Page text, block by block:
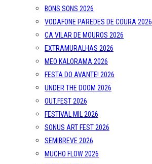
BONS SONS 2026
VODAFONE PAREDES DE COURA 2026
CA VILAR DE MOUROS 2026
EXTRAMURALHAS 2026
MEO KALORAMA 2026
FESTA DO AVANTE! 2026
UNDER THE DOOM 2026
OUT.FEST 2026
FESTIVAL MIL 2026
SONUS ART FEST 2026
SEMIBREVE 2026
MUCHO FLOW 2026